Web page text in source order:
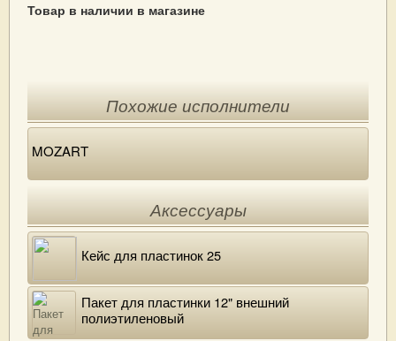
Товар в наличии в магазине
Похожие исполнители
MOZART
Аксессуары
Кейс для пластинок 25
Пакет для пластинки 12" внешний
полиэтиленовый